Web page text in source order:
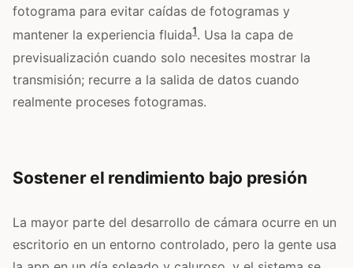
fotograma para evitar caídas de fotogramas y
mantener la experiencia fluida1. Usa la capa de
previsualización cuando solo necesites mostrar la
transmisión; recurre a la salida de datos cuando
realmente proceses fotogramas.
Sostener el rendimiento bajo presión
La mayor parte del desarrollo de cámara ocurre en un
escritorio en un entorno controlado, pero la gente usa